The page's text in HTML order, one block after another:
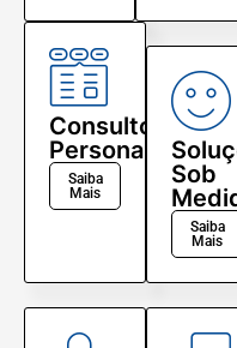
Consultoria
Personalizada
Saiba
Mais
Sob
Saiba
Mais